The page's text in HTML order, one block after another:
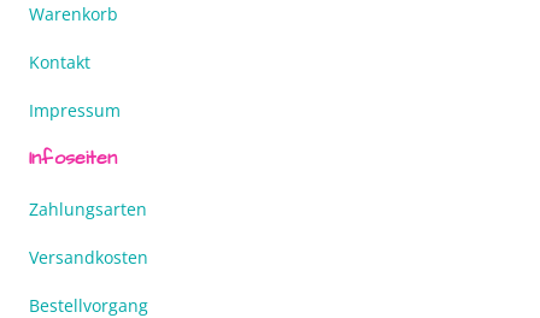
Warenkorb
Kontakt
Impressum
Infoseiten
Zahlungsarten
Versandkosten
Bestellvorgang